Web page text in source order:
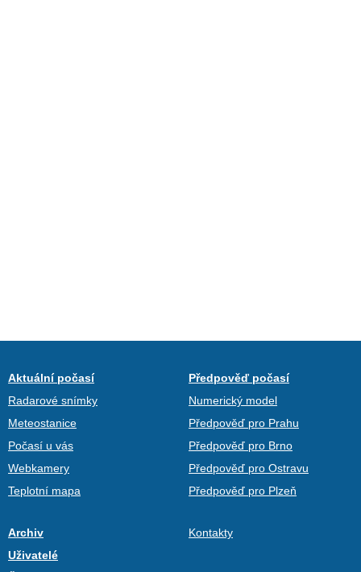
Aktuální počasí
Radarové snímky
Meteostanice
Počasí u vás
Webkamery
Teplotní mapa
Předpověď počasí
Numerický model
Předpověď pro Prahu
Předpověď pro Brno
Předpověď pro Ostravu
Předpověď pro Plzeň
Archiv
Uživatelé
Kontakty